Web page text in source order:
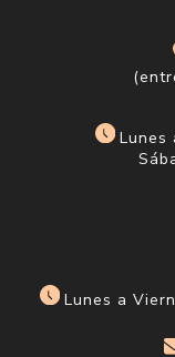
Lunes
Lunes a